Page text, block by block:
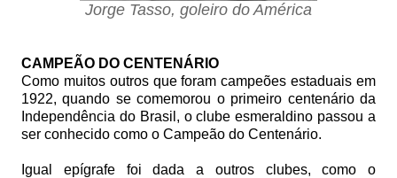
Jorge Tasso, goleiro do América
CAMPEÃO DO CENTENÁRIO
Como muitos outros que foram campeões estaduais em
1922, quando se comemorou o primeiro centenário da
Independência do Brasil, o clube esmeraldino passou a
ser conhecido como o Campeão do Centenário.
Igual epígrafe foi dada a outros clubes, como o